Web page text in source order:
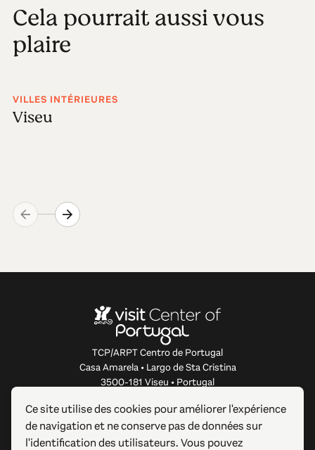
Cela pourrait aussi vous
plaire
VILLES INTÉRIEURES
Viseu
TCP/ARPT Centro de Portugal
Casa Amarela • Largo de Sta Cristina
3500-181 Viseu • Portugal
À PROPOS DE CE SITE WEB
Ce site utilise des cookies pour améliorer l'expérience
de navigation et ne conserve pas de données sur
l'identification des utilisateurs. Vous pouvez